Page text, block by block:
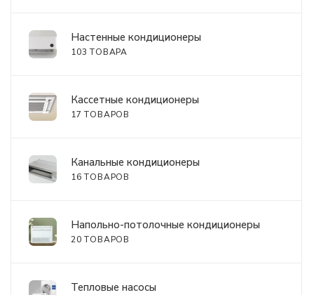
Настенные кондиционеры
103 ТОВАРА
Кассетные кондиционеры
17 ТОВАРОВ
Канальные кондиционеры
16 ТОВАРОВ
Напольно-потолочные кондиционеры
20 ТОВАРОВ
Тепловые насосы